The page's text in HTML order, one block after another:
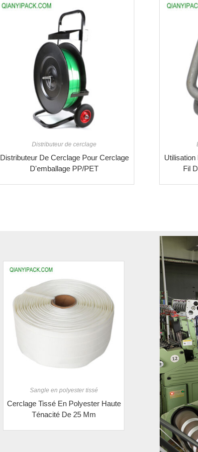
Distributeur de cerclage
Distributeur De Cerclage Pour Cerclage
D'emballage PP/PET
Fil
Sangle en polyester tissé
Cerclage Tissé En Polyester Haute
Ténacité De 25 Mm